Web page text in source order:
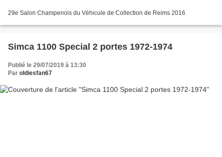
29e Salon Champenois du Véhicule de Collection de Reims 2016
Simca 1100 Special 2 portes 1972-1974
Publié le 29/07/2019 à 13:30
Par oldiesfan67